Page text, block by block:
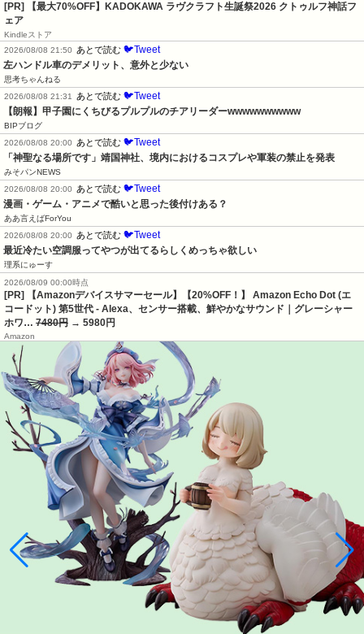
[PR]
【最大70%OFF】KADOKAWA ラヴクラフト生誕祭2026 クトゥルフ神話フ
ェア
Kindleストア
2026/08/08 21:50
あとで読む 🐦Tweet
左ハンドル車のデメリット、意外と少ない
思考ちゃんねる
2026/08/08 21:31
あとで読む 🐦Tweet
【朗報】甲子園にくちびるプルプルのチアリーダーwwwwwwwwww
BIPブログ
2026/08/08 20:00
あとで読む 🐦Tweet
「神聖なる場所です」靖国神社、境内におけるコスプレや軍装の禁止を発表
みそパンNEWS
2026/08/08 20:00
あとで読む 🐦Tweet
漫画・ゲーム・アニメで酷いと思った後付けある？
ああ言えばForYou
2026/08/08 20:00
あとで読む 🐦Tweet
最近冷たい空調服ってやつが出てるらしくめっちゃ欲しい
理系にゅーす
2026/08/09 00:00時点
[PR] 【Amazonデバイスサマーセール】【20%OFF！】 Amazon Echo Dot (エ
コードット) 第5世代 - Alexa、センサー搭載、鮮やかなサウンド｜グレーシャー
ホワ… 7480円 → 5980円
Amazon